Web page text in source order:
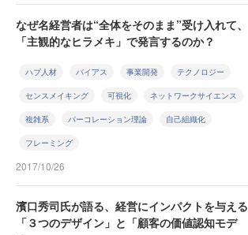
なぜ名経営者は“全体をそのまま”受け入れて、
「主観的なヒラメキ」で発言するのか？
ハブ人材 バイアス 事業開発 テクノロジー
センスメイキング 可視化 ネットワークサイエンス
複雑系 パーコレーション理論 自己組織化
フレーミング
2017/10/26
濱口秀司氏が語る、経営にインパクトを与える
「３つのデザイン」と「顧客の価値認知モデ